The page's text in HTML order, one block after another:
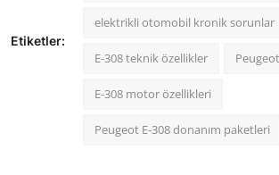
Etiketler:
elektrikli otomobil kronik sorunlar
E-308 teknik özellikler
E-308 motor özellikleri
Peugeot E-308 donanım paketleri